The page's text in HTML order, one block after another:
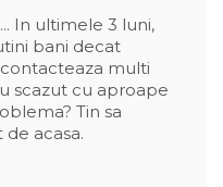
In ultimele 3 luni,
bani decat
multi
scazut cu aproape
Tin sa
acasa.